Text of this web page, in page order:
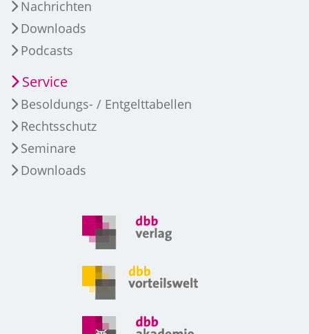
Nachrichten
Downloads
Podcasts
Service
Besoldungs- / Entgelttabellen
Rechtsschutz
Seminare
Downloads